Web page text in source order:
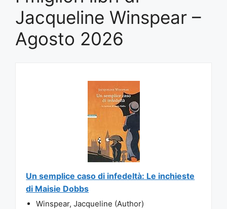
Jacqueline Winspear –
Agosto 2026
Un semplice caso di infedeltà: Le inchieste
di Maisie Dobbs
Winspear, Jacqueline (Author)